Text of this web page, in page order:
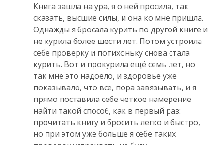
Книга зашла на ура, я о ней просила, так
сказать, высшие силы, и она ко мне пришла.
Однажды я бросала курить по другой книге и
не курила более шести лет. Потом устроила
себе проверку и потихоньку снова стала
курить. Вот и прокурила ещё семь лет, но
так мне это надоело, и здоровье уже
показывало, что все, пора завязывать, и я
прямо поставила себе четкое намерение
найти такой способ, как в первый раз:
прочитать книгу и бросить легко и быстро,
но при этом уже больше я себе таких